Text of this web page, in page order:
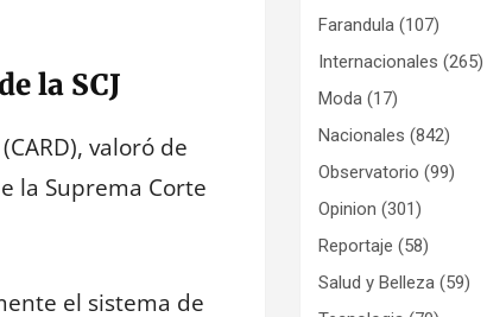
la SCJ
valoró de
la Suprema Corte
el sistema de
Farandula (107)
Internacionales (265)
Moda (17)
Nacionales (842)
Observatorio (99)
Opinion (301)
Reportaje (58)
Salud y Belleza (59)